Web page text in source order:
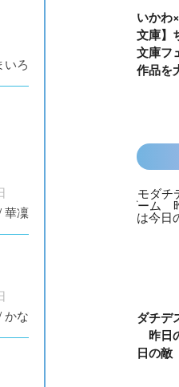
いろ
華凜
かな
【ちいかわ
い鳥文庫】
あお文庫フ
対象作品を
悪役なんて、ご
めんです！
トモダチデ
ーム 昨日
は今日の敵